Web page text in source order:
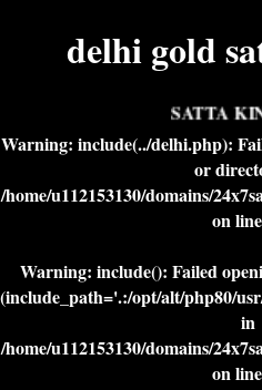
delhi gold
SATTA
Warning: include(../delhi.php):
or
/home/u112153130/domains/
on
Warning: include(): Failed
(include_path='.:/opt/alt/php80/
in
/home/u112153130/domains/
on